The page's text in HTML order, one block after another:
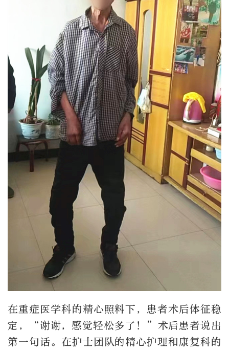
在重症医学科的精心照料下，患者术后体征稳
定，“谢谢，感觉轻松多了！”术后患者说出
第一句话。在护士团队的精心护理和康复科的